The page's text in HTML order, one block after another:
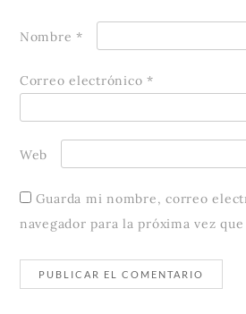
Nombre*
Correo electrónico*
Web
Guarda mi nombre, correo
navegador para la próxima vez